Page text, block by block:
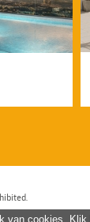
van cookies. Klik